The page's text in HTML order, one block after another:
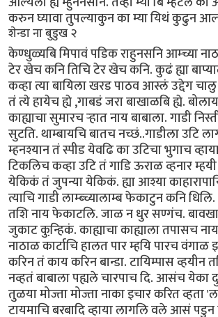
करुन घ्यावा तुपल्याकुन का म्या यिथं कुढुन
शेन्डा ना बुडुख २
केण्धुळ्यबि मिपावं पडिक राहुनसनि आम्च्या
टेर खेच कनि तिचि टेर खेच कनि. कुढं ह्या
कव्हा त्या बायिला खरड पाठव आस्लं उद्देग
तं त्ये हायेच ह्ये ,गाबडं जरा बाखाळबि ह्ये.
काह्याचा सुमारच र्‍हात नाय बाबाला. गाडी
सुटति. थाम्बायचि बातच नच्छं..गाडीला उटि
म्हनश्यान तं स्पीड येवढि का उटिचा भुगाच
टिकलिच कव्हा उटि तं गाडि ऊराळ व्हनार
येकिकं तं जुपन्या येकिकं. ह्या आश्या
त्याचि गाडी लाम्ब्च्यालाम्ब फेकाटुन कनि
तशि नाय फेकाटलि. जाळ न धुर सण्गंच.
जुकाट कुन्हि़कं. काह्याचा काह्याला तपासच
नाठाळ कार्टाचि हालत पार म्हयि पारच
करिन तं काय करिन बान्डा. टायिम्पास
नव्हतं बाबाला पह्यले चारपाच दि. आसंच येका
तुळया मोज्ता मोज्ता नाका इचार करित
टायमाचि बरबादि व्हाया लागलि वले आसं